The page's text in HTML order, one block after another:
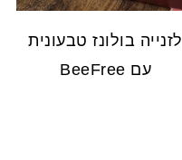
לזנייה בולונז טבעונית
עם BeeFree